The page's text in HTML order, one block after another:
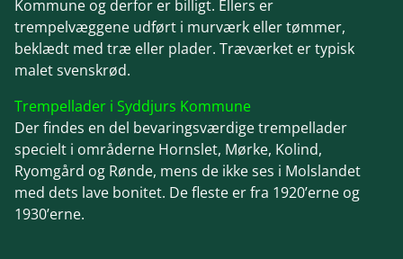
Kommune og derfor er billigt. Ellers er
trempelvæggene udført i murværk eller tømmer,
beklædt med træ eller plader. Træværket er typisk
malet svenskrød.
Trempellader i Syddjurs Kommune
Der findes en del bevaringsværdige trempellader
specielt i områderne Hornslet, Mørke, Kolind,
Ryomgård og Rønde, mens de ikke ses i Molslandet
med dets lave bonitet. De fleste er fra 1920’erne og
1930’erne.